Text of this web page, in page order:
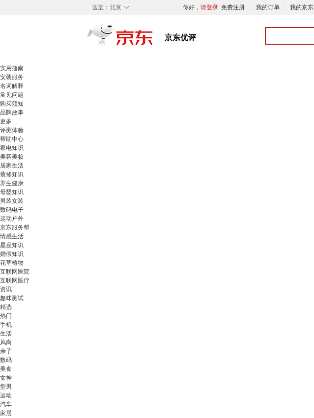
◇
送至： 北京 你好， 请登录 免费注册 我的订单 我的京东
实用指南
安装服务
名词解释
常见问题
购买须知
品牌故事
更多
评测体验
帮助中心
家电知识
美容美妆
居家生活
装修知识
养生健康
母婴知识
男装女装
数码电子
运动户外
京东服务帮
情感生活
星座知识
婚假知识
花草植物
互联网医院
互联网医疗
资讯
趣味测试
精选
热门
手机
生活
风尚
亲子
数码
美食
女神
型男
运动
汽车
家居